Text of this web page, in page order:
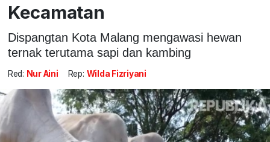
Kecamatan
Dispangtan Kota Malang mengawasi hewan
ternak terutama sapi dan kambing
Red: Nur Aini Rep: Wilda Fizriyani